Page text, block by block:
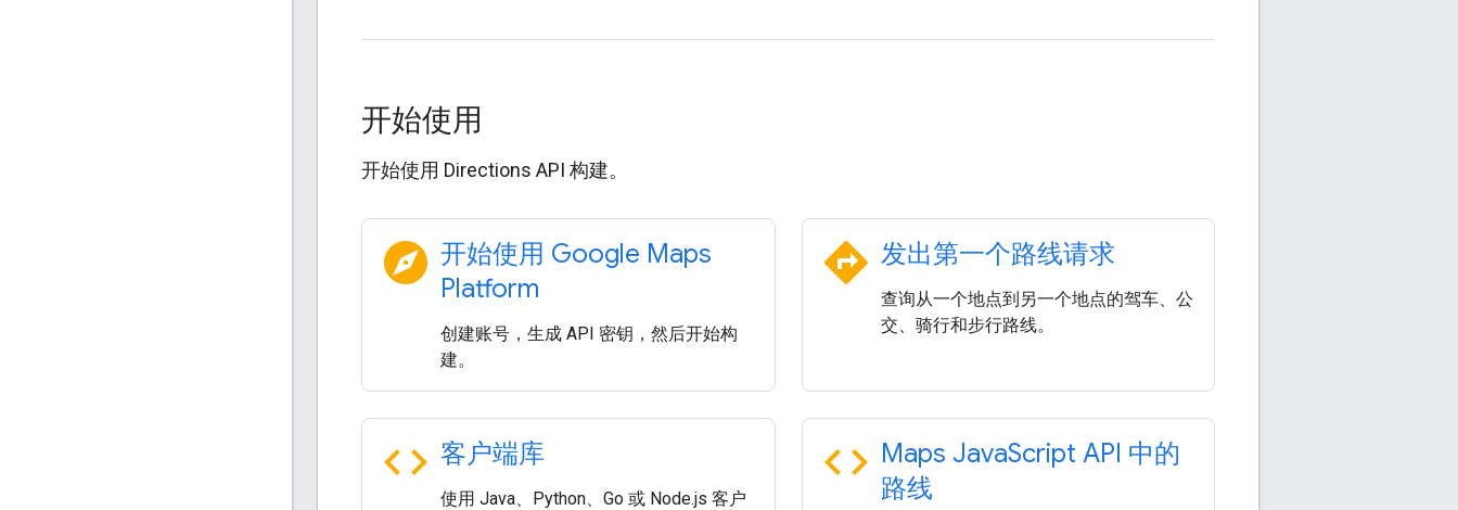
开始使用
开始使用 Directions API 构建。
explore 开始使用 Google Maps
Platform
创建账号，生成 API 密钥，然后开始构
建。
directions 发出第一个路线请求
查询从一个地点到另一个地点的驾车、公
交、骑行和步行路线。
code 客户端库
使用 Java、Python、Go 或 Node.js 客户
code Maps JavaScript API 中的
路线